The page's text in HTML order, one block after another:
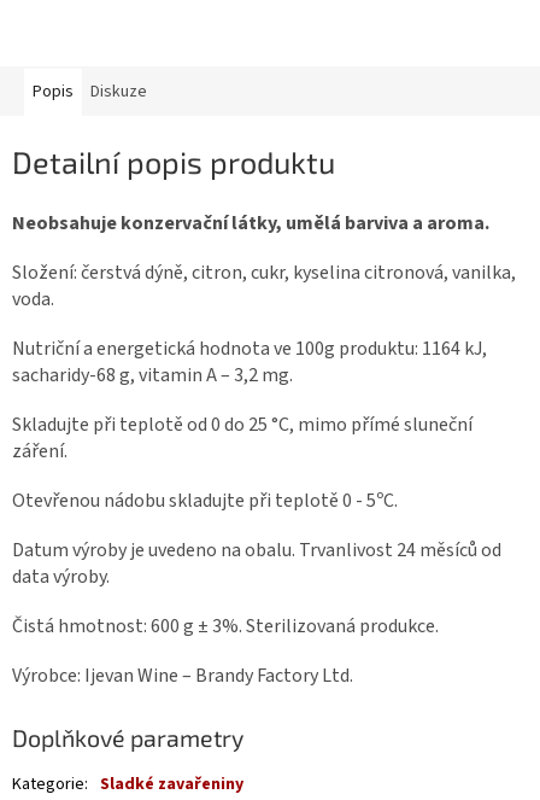
Popis Diskuze
Detailní popis produktu
Neobsahuje konzervační látky, umělá barviva a aroma.
Složení: čerstvá dýně, citron, cukr, kyselina citronová, vanilka,
voda.
Nutriční a energetická hodnota ve 100g produktu: 1164 kJ,
sacharidy-68 g, vitamin A – 3,2 mg.
Skladujte při teplotě od 0 do 25 °C, mimo přímé sluneční
záření.
Otevřenou nádobu skladujte při teplotě 0 - 5ºC.
Datum výroby je uvedeno na obalu. Trvanlivost 24 měsíců od
data výroby.
Čistá hmotnost: 600 g ± 3%. Sterilizovaná produkce.
Výrobce: Ijevan Wine – Brandy Factory Ltd.
Doplňkové parametry
Kategorie: Sladké zavařeniny